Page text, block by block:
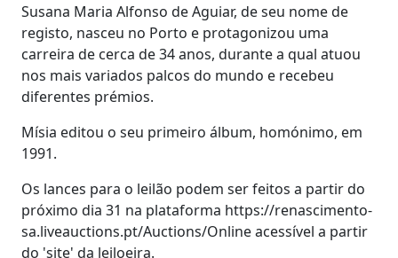
Susana Maria Alfonso de Aguiar, de seu nome de
registo, nasceu no Porto e protagonizou uma
carreira de cerca de 34 anos, durante a qual atuou
nos mais variados palcos do mundo e recebeu
diferentes prémios.
Mísia editou o seu primeiro álbum, homónimo, em
1991.
Os lances para o leilão podem ser feitos a partir do
próximo dia 31 na plataforma https://renascimento-
sa.liveauctions.pt/Auctions/Online acessível a partir
do 'site' da leiloeira.